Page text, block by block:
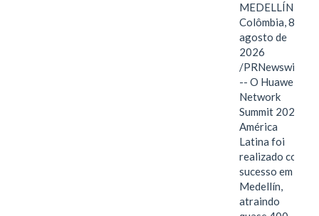
MEDELLÍN,
Colômbia, 8 de
agosto de
2026
/PRNewswire/
-- O Huawei
Network
Summit 2026
América
Latina foi
realizado com
sucesso em
Medellín,
atraindo